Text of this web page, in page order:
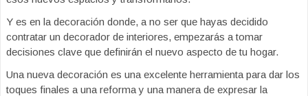
Y es en la decoración donde, a no ser que hayas decidido
contratar un decorador de interiores, empezarás a tomar
decisiones clave que definirán el nuevo aspecto de tu hogar.
Una nueva decoración es una excelente herramienta para dar los
toques finales a una reforma y una manera de expresar la